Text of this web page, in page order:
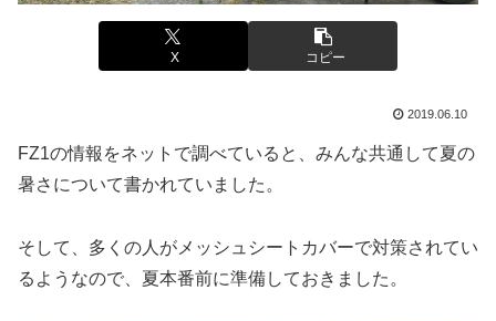
X コピー
2019.06.10
FZ1の情報をネットで調べていると、みんな共通して夏の
暑さについて書かれていました。
そして、多くの人がメッシュシートカバーで対策されてい
るようなので、夏本番前に準備しておきました。